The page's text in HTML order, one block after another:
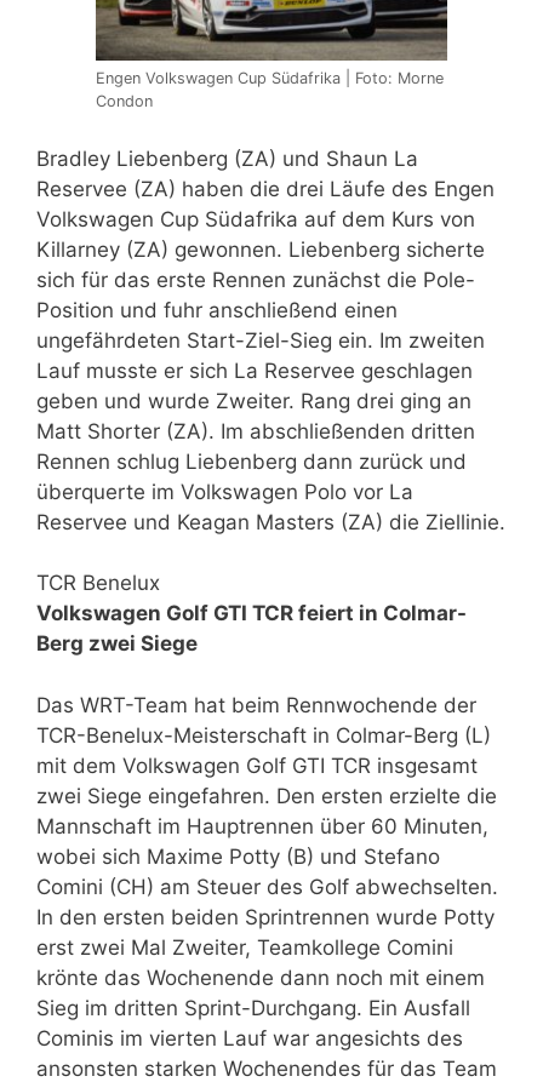
Engen Volkswagen Cup Südafrika | Foto: Morne
Condon
Bradley Liebenberg (ZA) und Shaun La
Reservee (ZA) haben die drei Läufe des Engen
Volkswagen Cup Südafrika auf dem Kurs von
Killarney (ZA) gewonnen. Liebenberg sicherte
sich für das erste Rennen zunächst die Pole-
Position und fuhr anschließend einen
ungefährdeten Start-Ziel-Sieg ein. Im zweiten
Lauf musste er sich La Reservee geschlagen
geben und wurde Zweiter. Rang drei ging an
Matt Shorter (ZA). Im abschließenden dritten
Rennen schlug Liebenberg dann zurück und
überquerte im Volkswagen Polo vor La
Reservee und Keagan Masters (ZA) die Ziellinie.
TCR Benelux
Volkswagen Golf GTI TCR feiert in Colmar-
Berg zwei Siege
Das WRT-Team hat beim Rennwochende der
TCR-Benelux-Meisterschaft in Colmar-Berg (L)
mit dem Volkswagen Golf GTI TCR insgesamt
zwei Siege eingefahren. Den ersten erzielte die
Mannschaft im Hauptrennen über 60 Minuten,
wobei sich Maxime Potty (B) und Stefano
Comini (CH) am Steuer des Golf abwechselten.
In den ersten beiden Sprintrennen wurde Potty
erst zwei Mal Zweiter, Teamkollege Comini
krönte das Wochenende dann noch mit einem
Sieg im dritten Sprint-Durchgang. Ein Ausfall
Cominis im vierten Lauf war angesichts des
ansonsten starken Wochenendes für das Team